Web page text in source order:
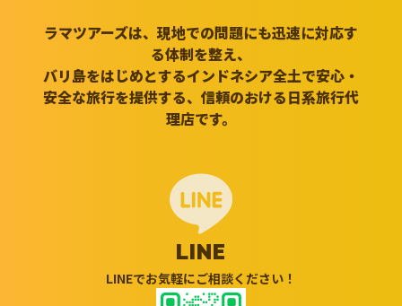
ラマツアーズは、現地での問題にも迅速に対応す
る体制を整え、
バリ島をはじめとするインドネシア全土で安心・
安全な旅行を提供する、信頼のおける日系旅行代
理店です。
LINE
LINEでお気軽にご相談ください！